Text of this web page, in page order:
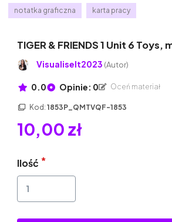
notatka graficzna karta pracy
TIGER & FRIENDS 1 Unit 6 Toys,
VisualiseIt2023 (Autor)
0.0 Opinie: 0 Oceń materiał
Kod: 1853P_QMTVQF-1853
10,00 zł
Ilość